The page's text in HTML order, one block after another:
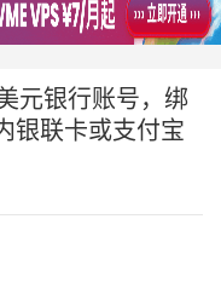
元银行账号，绑
银联卡或支付宝